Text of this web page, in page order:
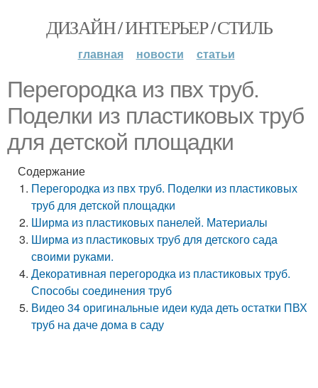
ДИЗАЙН / ИНТЕРЬЕР / СТИЛЬ
главная новости статьи
Перегородка из пвх труб.
Поделки из пластиковых труб
для детской площадки
Содержание
Перегородка из пвх труб. Поделки из пластиковых
труб для детской площадки
Ширма из пластиковых панелей. Материалы
Ширма из пластиковых труб для детского сада
своими руками.
Декоративная перегородка из пластиковых труб.
Способы соединения труб
Видео 34 оригинальные идеи куда деть остатки ПВХ
труб на даче дома в саду